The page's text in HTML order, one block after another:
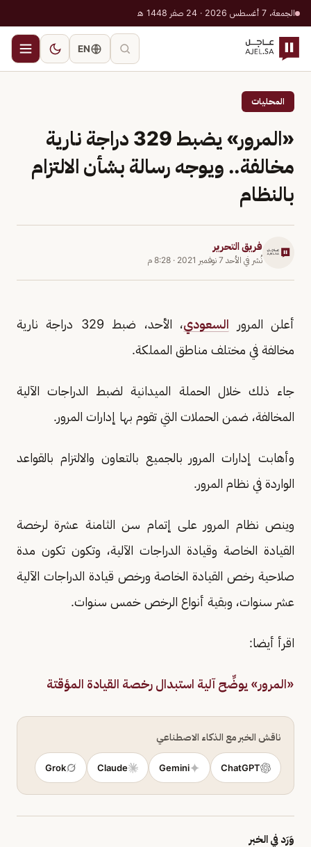
الجمعة، 7 أغسطس 2026 · 24 صفر 1448 هـ
EN
المحليات
«المرور» يضبط 329 دراجة نارية
مخالفة.. ويوجه رسالة بشأن الالتزام
بالنظام
فريق التحرير
نُشر في الأحد 7 نوفمبر 2021 · 8:28 م
أعلن المرور السعودي
، الأحد، ضبط 329 دراجة نارية
مخالفة في مختلف مناطق المملكة.
جاء ذلك خلال الحملة الميدانية لضبط الدراجات الآلية
المخالفة، ضمن الحملات التي تقوم بها إدارات المرور.
وأهابت إدارات المرور بالجميع بالتعاون والالتزام بالقواعد
الواردة في نظام المرور.
وينص نظام المرور على إتمام سن الثامنة عشرة لرخصة
القيادة الخاصة وقيادة الدراجات الآلية، وتكون تكون مدة
صلاحية رخص القيادة الخاصة ورخص قيادة الدراجات الآلية
عشر سنوات، وبقية أنواع الرخص خمس سنوات.
اقرأ أيضا:
«المرور» يوضِّح آلية استبدال رخصة القيادة المؤقتة
ناقش الخبر مع الذكاء الاصطناعي
ChatGPT
Gemini
Claude
Grok
وَرَد في الخبر